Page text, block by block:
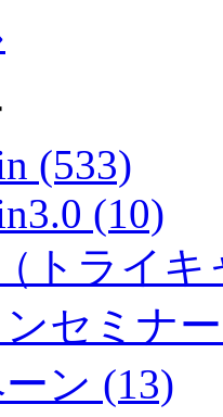
(533)
(10)
トライ
セミナ
ン (13)